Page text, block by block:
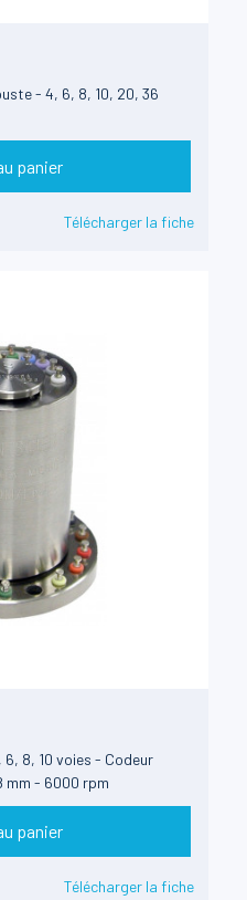
- 4, 6, 8, 10, 20, 36
panier
Télécharger la fiche
8, 10 voies - Codeur
mm - 6000 rpm
panier
Télécharger la fiche